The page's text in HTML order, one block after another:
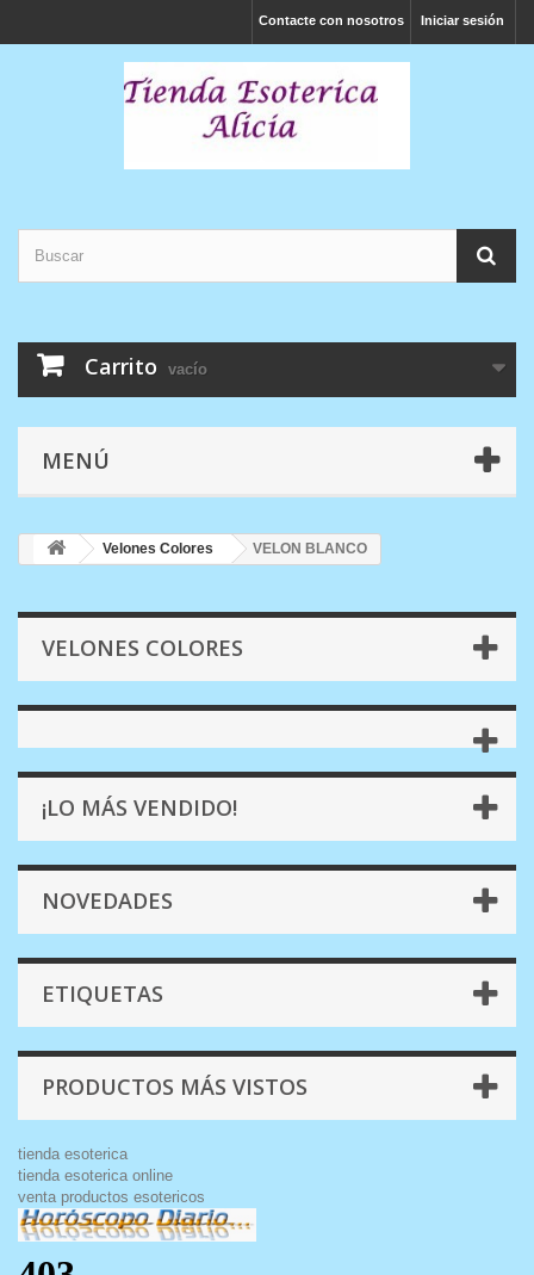
Iniciar sesión
Contacte con nosotros
Carrito vacío
MENÚ
Velones Colores VELON BLANCO
VELONES COLORES
¡LO MÁS VENDIDO!
NOVEDADES
ETIQUETAS
PRODUCTOS MÁS VISTOS
tienda esoterica
tienda esoterica online
venta productos esotericos